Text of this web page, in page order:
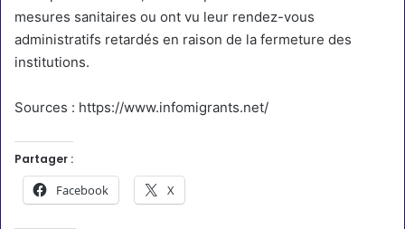
mesures sanitaires ou ont vu leur rendez-vous
administratifs retardés en raison de la fermeture des
institutions.
Sources : https://www.infomigrants.net/
Partager :
Facebook X